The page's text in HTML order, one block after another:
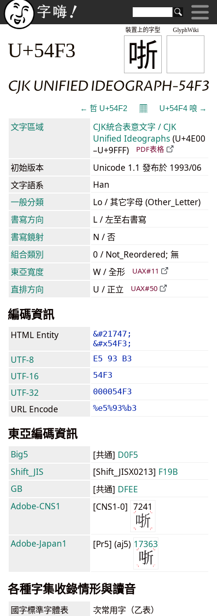
GlyphWiki
哳
裝置上的字型
U+54F3
CJK UNIFIED IDEOGRAPH-54F3
← 哲 U+54F2 𝄜 U+54F4 哴 →
文字區域
CJK統合表意文字 / CJK
Unified Ideographs (U+4E00
–U+9FFF)
PDF表格
初始版本
Unicode 1.1 發布於 1993/06
文字語系
Han
一般分類
Lo / 其它字母 (Other_Letter)
書寫方向
L / 左至右書寫
書寫鏡射
N / 否
組合類別
0 / Not_Reordered; 無
東亞寬度
W / 全形 UAX#11
直排方向 U / 正立 UAX#50
編碼資訊
HTML Entity
&#21747;
&#x54F3;
UTF-8 E5 93 B3
UTF-16 54F3
UTF-32 000054F3
URL Encode %e5%93%b3
東亞編碼資訊
Big5 [共通] D0F5
Shift_JIS
[Shift_JISX0213] F19B
GB
[共通] DFEE
Adobe-CNS1
[CNS1-0] 7241
Adobe-Japan1 [Pr5] (aj5) 17363
各種字集收錄情形與讀音
國字標準字體表 次常用字（乙表）